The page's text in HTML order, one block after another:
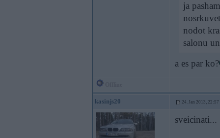
ja
nodot
salonu
a es par ko?
kasinjs20 24. Jan 2013, 22:57
sveicinati...